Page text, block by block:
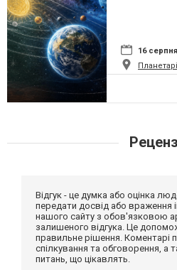
16
Відгук - це думка або оцінка
передати досвід або враження
нашого сайту з обов'язковою
залишеного відгука. Це
правильне рішення. Коментарі
спілкування та обговорення, а
питань, що цікавлять.